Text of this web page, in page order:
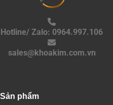
Hotline/ Zalo: 0964.997.106
sales@khoakim.com.vn
Sản phẩm